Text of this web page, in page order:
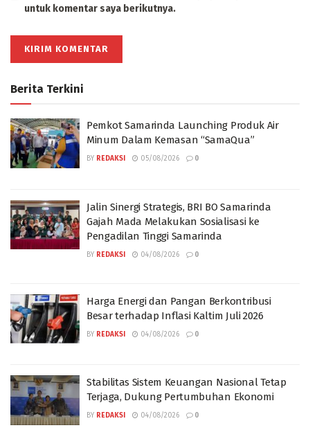
untuk komentar saya berikutnya.
Berita Terkini
Pemkot Samarinda Launching Produk Air
Minum Dalam Kemasan “SamaQua”
BY REDAKSI 05/08/2026 0
Jalin Sinergi Strategis, BRI BO Samarinda
Gajah Mada Melakukan Sosialisasi ke
Pengadilan Tinggi Samarinda
BY REDAKSI 04/08/2026 0
Harga Energi dan Pangan Berkontribusi
Besar terhadap Inflasi Kaltim Juli 2026
BY REDAKSI 04/08/2026 0
Stabilitas Sistem Keuangan Nasional Tetap
Terjaga, Dukung Pertumbuhan Ekonomi
BY REDAKSI 04/08/2026 0